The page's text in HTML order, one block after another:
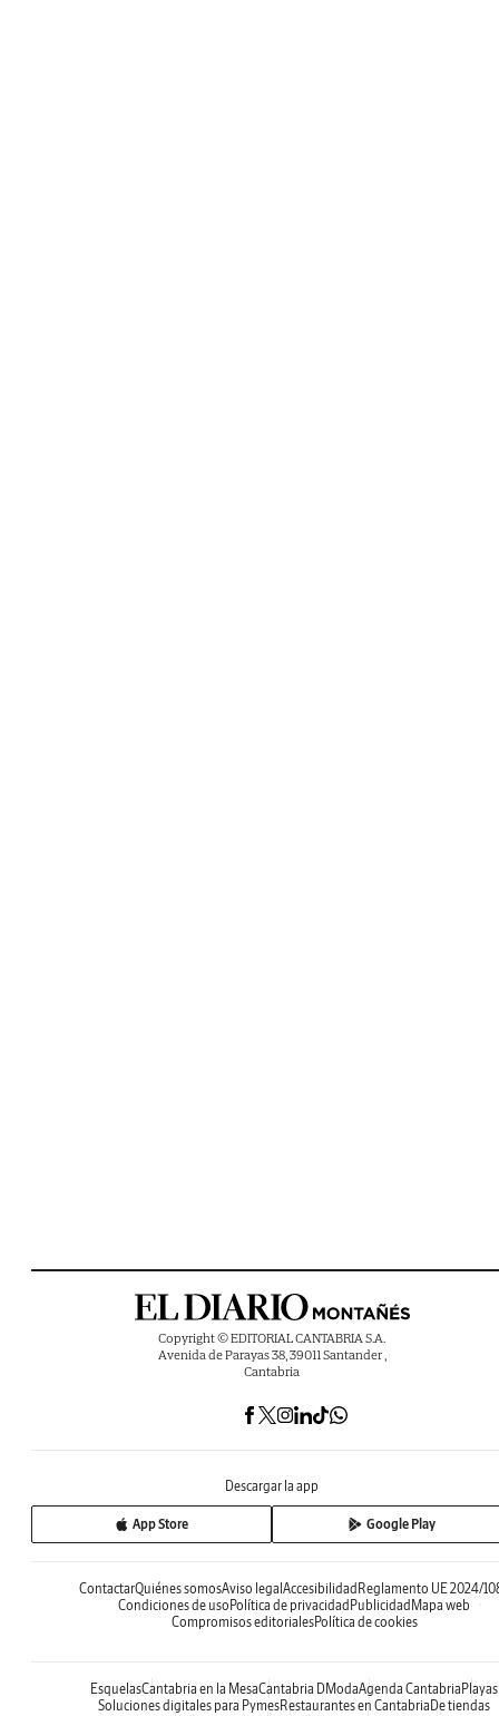
Copyright © EDITORIAL CANTABRIA S.A.
Avenida de Parayas 38, 39011 Santander ,
Cantabria
Descargar la app
App Store Google Play
ContactarQuiénes somosAviso legal Accesibilidad Reglamento UE 2024/
Condiciones de uso Política de privacidad Publicidad Mapa web
Compromisos editorialesPolítica de cookies
EsquelasCantabria en la MesaCantabria DModaAgenda Cantabria Playas
Soluciones digitales para PymesRestaurantes en Cantabria De tiendas